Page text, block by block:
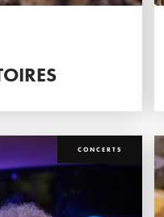
CONCERTS